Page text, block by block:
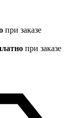
при заказе
при заказе